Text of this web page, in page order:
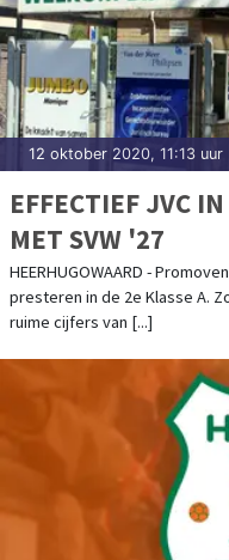
12 oktober 2020, 11:13 uur
EFFECTIEF JVC
MET SVW '27
HEERHUGOWAARD -
presteren in de 2e Klasse A.
ruime cijfers van [...]